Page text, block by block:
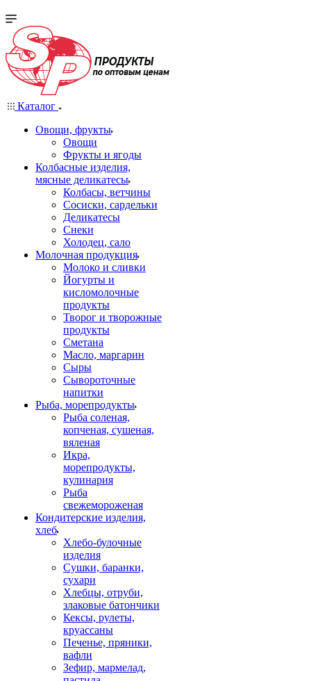
Каталог
Овощи, фрукты
Овощи
Фрукты и ягоды
Колбасные изделия,
мясные деликатесы
Колбасы, ветчины
Сосиски, сардельки
Деликатесы
Снеки
Холодец, сало
Молочная продукция
Молоко и сливки
Йогурты и
кисломолочные
продукты
Творог и творожные
продукты
Сметана
Масло, маргарин
Сыры
Сывороточные
напитки
Рыба, морепродукты
Рыба соленая,
копченая, сушеная,
вяленая
Икра,
морепродукты,
кулинария
Рыба
свежемороженая
Кондитерские изделия,
хлеб
Хлебо-булочные
изделия
Сушки, баранки,
сухари
Хлебцы, отруби,
злаковые батончики
Кексы, рулеты,
круассаны
Печенье, пряники,
вафли
Зефир, мармелад,